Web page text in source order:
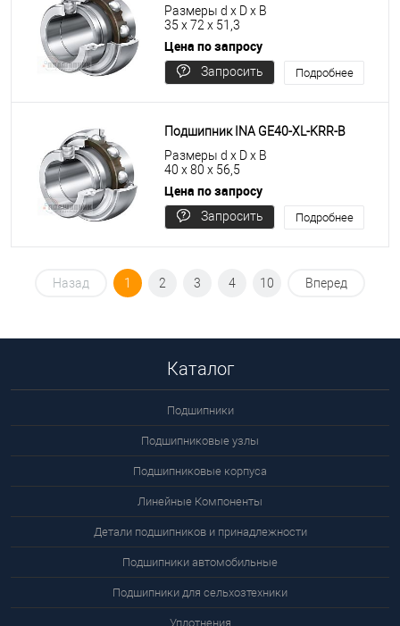
Размеры d x D x B
35 x 72 x 51,3
Цена по запросу
Запросить
Подробнее
Подшипник INA GE40-XL-KRR-B
Размеры d x D x B
40 x 80 x 56,5
Цена по запросу
Запросить
Подробнее
Назад 1 2 3 4 10 Вперед
Каталог
Подшипники
Подшипниковые узлы
Подшипниковые корпуса
Линейные Компоненты
Детали подшипников и принадлежности
Подшипники автомобильные
Подшипники для сельхозтехники
Уплотнения